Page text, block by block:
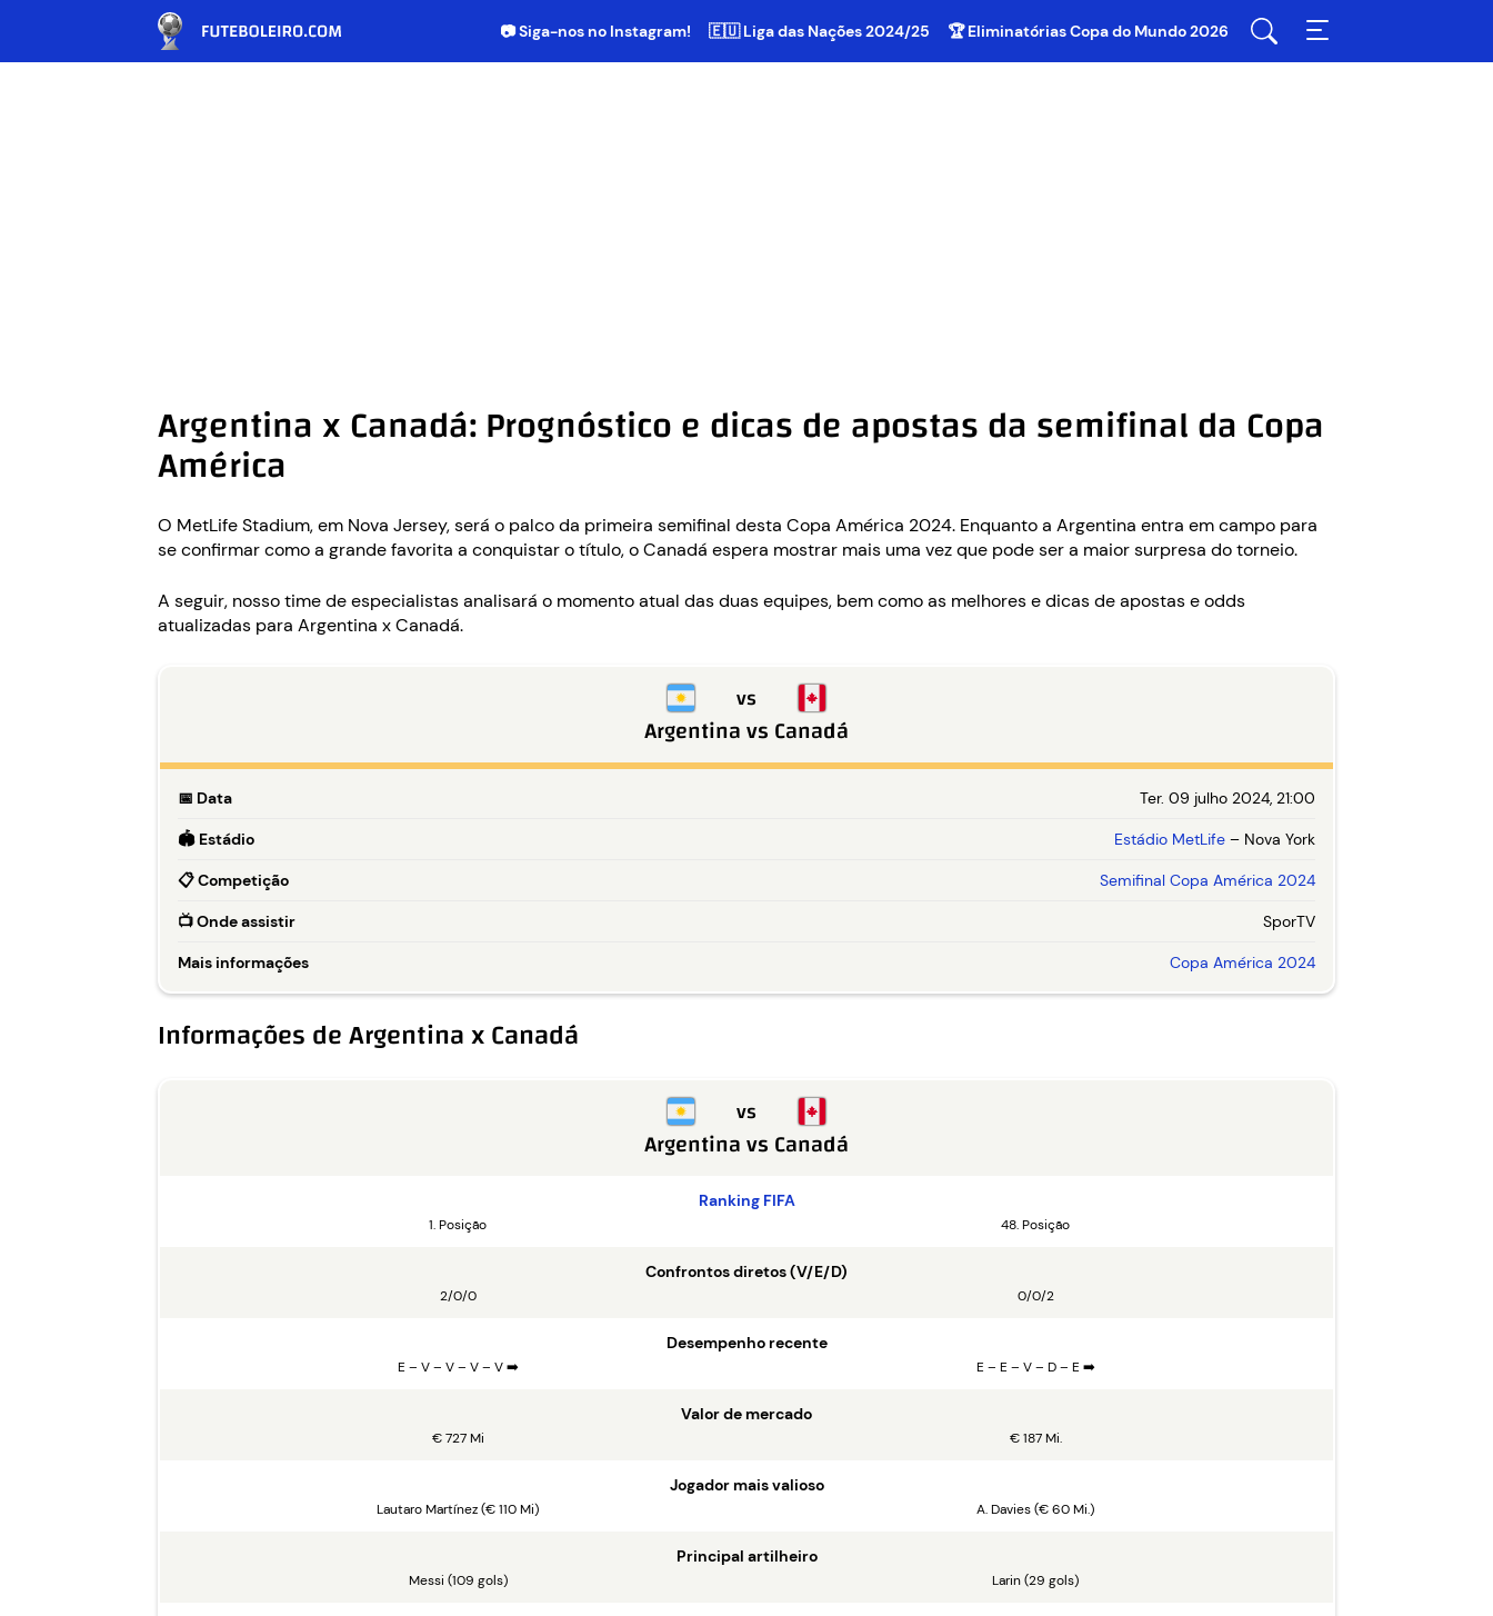
📷 Siga-nos no Instagram! 🇪🇺 Liga das Nações 2024/25 🏆 Eliminatórias Copa do Mundo 2026
Argentina x Canadá: Prognóstico e dicas de apostas da semifinal da Copa
América
O MetLife Stadium, em Nova Jersey, será o palco da primeira semifinal desta Copa América 2024. Enquanto a Argentina entra em campo para
se confirmar como a grande favorita a conquistar o título, o Canadá espera mostrar mais uma vez que pode ser a maior surpresa do torneio.
A seguir, nosso time de especialistas analisará o momento atual das duas equipes, bem como as melhores e dicas de apostas e odds
atualizadas para Argentina x Canadá.
vs
ArgentinavsCanadá
📅 Data Ter. 09 julho 2024, 21:00
🏟️ Estádio Estádio MetLife – Nova York
📋Competição Semifinal Copa América 2024
📺Onde assistir SporTV
Mais informações Copa América 2024
Informações de Argentina x Canadá
vs
ArgentinavsCanadá
Ranking FIFA
1. Posição 48. Posição
Confrontos diretos (V/E/D)
2/0/0 0/0/2
Desempenho recente
E – V – V – V – V ➡️ E – E – V – D – E ➡️
Valor de mercado
€ 727 Mi € 187 Mi.
Jogador mais valioso
Lautaro Martínez (€ 110 Mi) A. Davies (€ 60 Mi.)
Principal artilheiro
Messi (109 gols) Larin (29 gols)